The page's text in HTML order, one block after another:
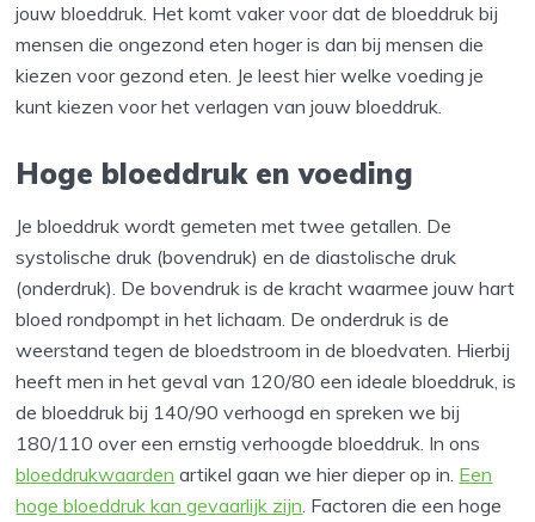
jouw bloeddruk. Het komt vaker voor dat de bloeddruk bij
mensen die ongezond eten hoger is dan bij mensen die
kiezen voor gezond eten. Je leest hier welke voeding je
kunt kiezen voor het verlagen van jouw bloeddruk.
Hoge bloeddruk en voeding
Je bloeddruk wordt gemeten met twee getallen. De
systolische druk (bovendruk) en de diastolische druk
(onderdruk). De bovendruk is de kracht waarmee jouw hart
bloed rondpompt in het lichaam. De onderdruk is de
weerstand tegen de bloedstroom in de bloedvaten. Hierbij
heeft men in het geval van 120/80 een ideale bloeddruk, is
de bloeddruk bij 140/90 verhoogd en spreken we bij
180/110 over een ernstig verhoogde bloeddruk. In ons
bloeddrukwaarden artikel gaan we hier dieper op in. Een
hoge bloeddruk kan gevaarlijk zijn . Factoren die een hoge